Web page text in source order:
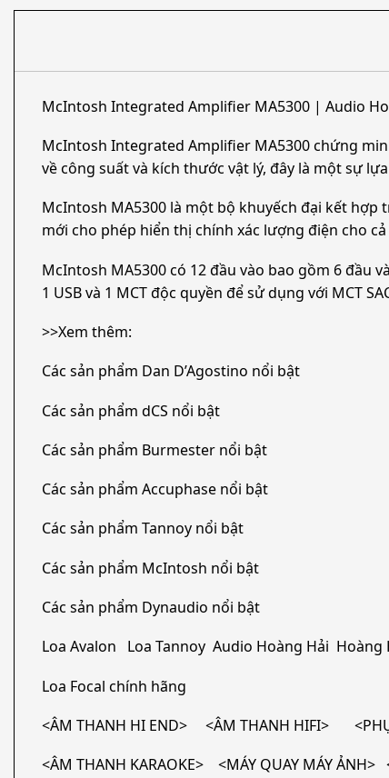
McIntosh Integrated Amplifier MA5300 | Audio
McIntosh Integrated Amplifier MA5300 chứng
về công suất và kích thước vật lý, đây là một sự
McIntosh MA5300 là một bộ khuyếch đại kết hợp
mới cho phép hiển thị chính xác lượng điện cho
McIntosh MA5300 có 12 đầu vào bao gồm 6 đầu
1 USB và 1 MCT độc quyền để sử dụng với MCT
>>Xem thêm:
Các sản phẩm Dan D’Agostino nổi bật
Các sản phẩm dCS nổi bật
Các sản phẩm Burmester nổi bật
Các sản phẩm Accuphase nổi bật
Các sản phẩm Tannoy nổi bật
Các sản phẩm McIntosh nổi bật
Các sản phẩm Dynaudio nổi bật
Loa Avalon Loa Tannoy Audio Hoàng Hải Hoàng
Loa Focal chính hãng
<ÂM THANH HI END> <ÂM THANH HIFI>
<ÂM THANH KARAOKE> <MÁY QUAY MÁY